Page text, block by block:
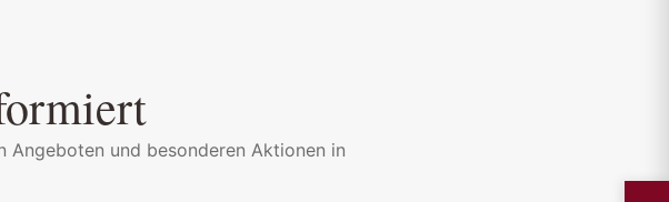
Angeboten und besonderen Aktionen in